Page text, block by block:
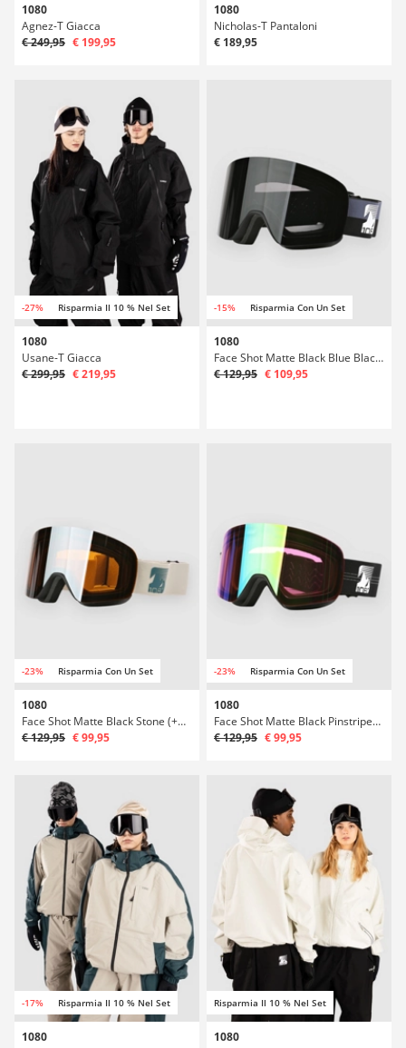
1080
Agnez-T Giacca
€ 249,95 € 199,95
1080
Nicholas-T Pantaloni
€ 189,95
-27% Risparmia Il 10 % Nel Set
1080
Usane-T Giacca
€ 299,95 € 219,95
-15% Risparmia Con Un Set
1080
Face Shot Matte Black Blue Black (+Bonus Lens) Maschera
€ 129,95 € 109,95
-23% Risparmia Con Un Set
1080
Face Shot Matte Black Stone (+Bonus Lens) Maschera
€ 129,95 € 99,95
-23% Risparmia Con Un Set
1080
Face Shot Matte Black Pinstripes (+Bonus Lens) Maschera
€ 129,95 € 99,95
-17% Risparmia Il 10 % Nel Set
1080
Risparmia Il 10 % Nel Set
1080